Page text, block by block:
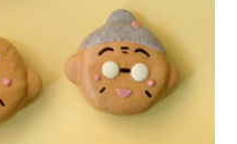
THビル5F